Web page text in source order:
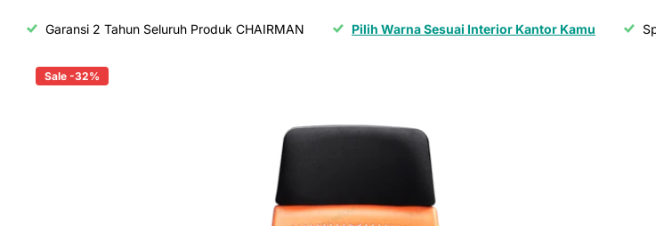
Garansi 2 Tahun Seluruh Produk CHAIRMAN Pilih Warna Sesuai Interior Kantor Kamu
Sale -32%